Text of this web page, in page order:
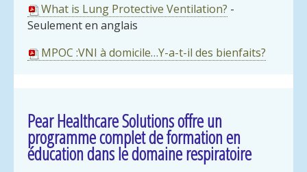
What is Lung Protective Ventilation? -
Seulement en anglais
MPOC :VNI à domicile…Y-a-t-il des bienfaits?
Pear Healthcare Solutions offre un
programme complet de formation en
éducation dans le domaine respiratoire